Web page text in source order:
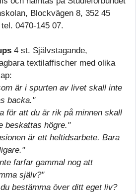
Blockvägen 8, 352 45
0470-145 07.
4 st. Självstagande,
textilaffischer med olika
är i spurten av livet skall inte
backa."
för att du är rik på minnen skall
beskattas högre."
är ett heltidsarbete. Bara
farfar gammal nog att
själv?"
bestämma över ditt eget liv?